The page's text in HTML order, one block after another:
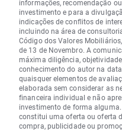
informações, recomendação
investimento e para a
indicações de conflitos de
incluindo na área de
Código dos Valores
de 13 de Novembro. A
máxima diligência,
conhecimento do autor na
quaisquer elementos de
elaborada sem considerar as
financeira individual e não
investimento de forma
constitui uma oferta ou oferta
compra, publicidade ou